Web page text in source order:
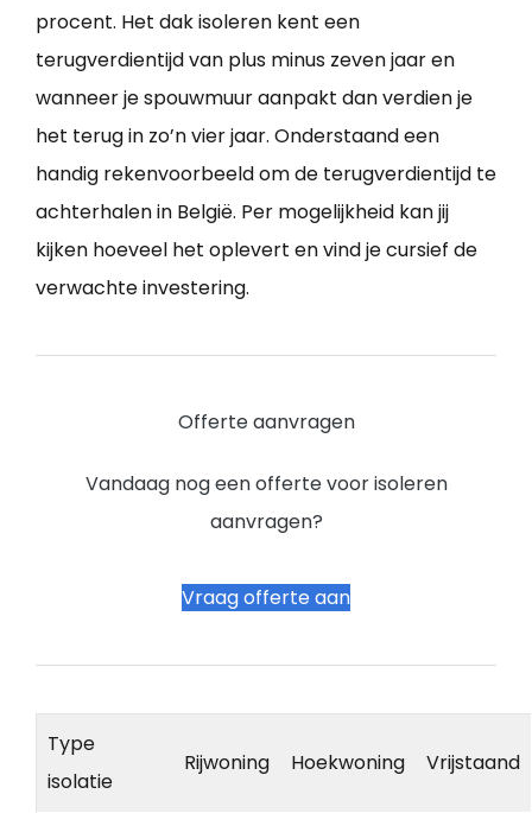
procent. Het dak isoleren kent een
terugverdientijd van plus minus zeven jaar en
wanneer je spouwmuur aanpakt dan verdien je
het terug in zo’n vier jaar. Onderstaand een
handig rekenvoorbeeld om de terugverdientijd te
achterhalen in België. Per mogelijkheid kan jij
kijken hoeveel het oplevert en vind je cursief de
verwachte investering.
Offerte aanvragen
Vandaag nog een offerte voor isoleren
aanvragen?
Vraag offerte aan
Type
isolatie
Rijwoning Hoekwoning Vrijstaand